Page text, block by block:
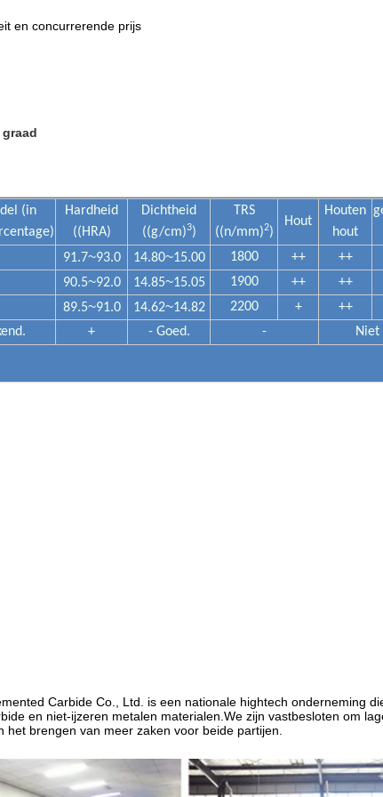
en concurrerende prijs
(in
Hardheid
((HRA)
Dichtheid
((g/cm)3)
TRS
((n/mm)2)
Hout
Houten
hout
91.7~93.0 14.80~15.00 1800 ++ ++
90.5~92.0 14.85~15.05 1900 ++ ++
89.5~91.0 14.62~14.82 2200 + ++
+ - Goed. - Niet
Carbide Co., Ltd. is een nationale hightech onderneming
en niet-ijzeren metalen materialen.We zijn vastbesloten om
het brengen van meer zaken voor beide partijen.